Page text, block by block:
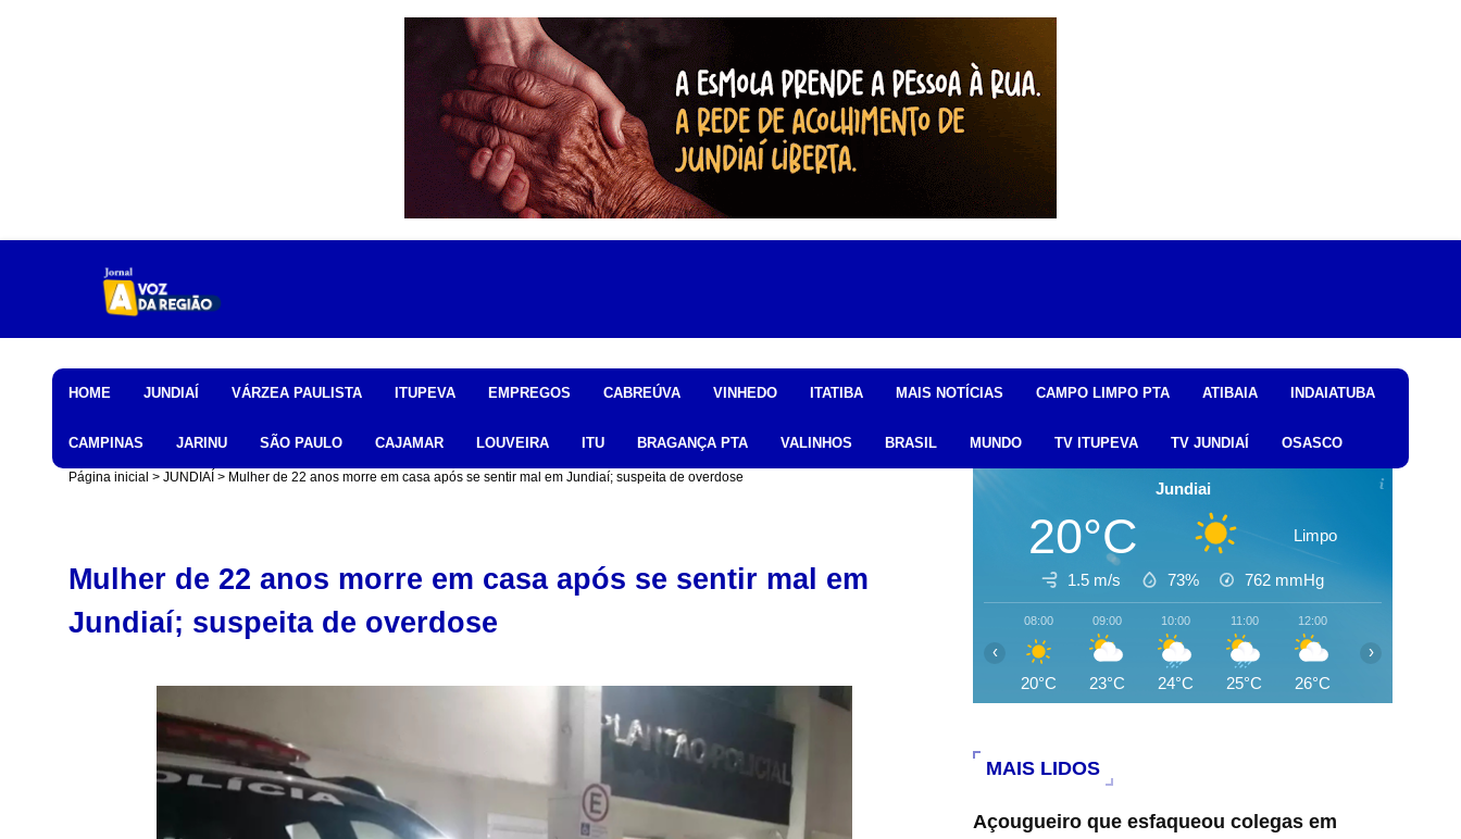
HOME JUNDIAÍ VÁRZEA PAULISTA ITUPEVA EMPREGOS CABREÚVA VINHEDO ITATIBA MAIS NOTÍCIAS CAMPO LIMPO PTA ATIBAIA INDAIATUBA
CAMPINAS JARINU SÃO PAULO CAJAMAR LOUVEIRA ITU BRAGANÇA PTA VALINHOS BRASIL MUNDO TV ITUPEVA TV JUNDIAÍ OSASCO
Página inicial JUNDIAÍ Mulher de 22 anos morre em casa após se sentir mal em Jundiaí; suspeita de overdose
Mulher de 22 anos morre em casa após se sentir mal em
Jundiaí; suspeita de overdose
Jundiai
20°C Limpo
1.5 m/s 73% 762 mmHg
08:00
20°C
09:00
23°C
10:00
24°C
11:00
25°C
12:00
26°C
‹ ›
MAIS LIDOS
Açougueiro que esfaqueou colegas em